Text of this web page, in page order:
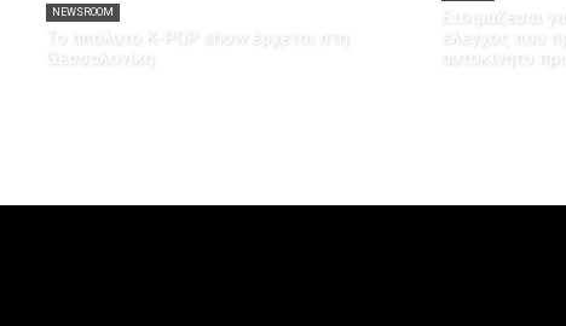
NEWSROOM
Το απόλυτο K-POP show έρχεται στη
Θεσσαλονίκη
Ετοιμάζεσαι
έλεγχος που
αυτοκίνητο